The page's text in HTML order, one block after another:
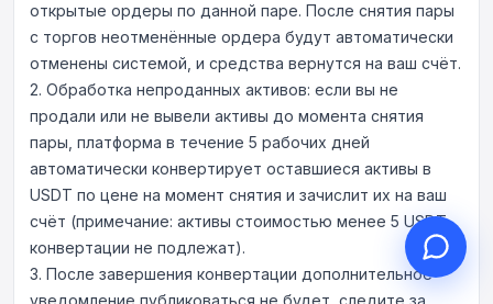
открытые ордеры по данной паре. После снятия пары
с торгов неотменённые ордера будут автоматически
отменены системой, и средства вернутся на ваш счёт.
2. Обработка непроданных активов: если вы не
продали или не вывели активы до момента снятия
пары, платформа в течение 5 рабочих дней
автоматически конвертирует оставшиеся активы в
USDT по цене на момент снятия и зачислит их на ваш
счёт (примечание: активы стоимостью менее 5 USDT
конвертации не подлежат).
3. После завершения конвертации дополнительное
уведомление публиковаться не будет, следите за
Начать онлайн-консультацию
Проверить статус заявки